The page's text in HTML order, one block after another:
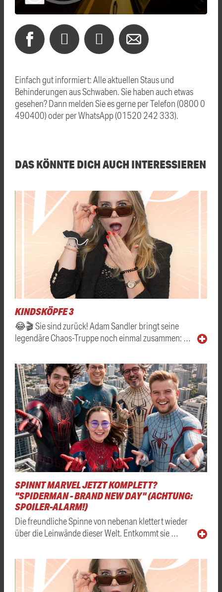
Einfach gut informiert: Alle aktuellen Staus und
Behinderungen aus Schwaben. Sie haben auch etwas
gesehen? Dann melden Sie es gerne per Telefon (0800 0
490400) oder per WhatsApp (01520 242 333).
DAS KÖNNTE DICH AUCH INTERESSIEREN
KINDSKÖPFE 3
😂🎬 Sie sind zurück! Adam Sandler bringt seine
legendäre Chaos-Truppe noch einmal zusammen: …
SPINNT MARVEL JETZT KOMPLETT?
"SPIDERMAN - BRAND NEW DAY" (ACHTUNG:
SPOILER-ALARM!)
Die freundliche Spinne von nebenan klettert wieder
über die Leinwände dieser Welt. Entkommt sie …